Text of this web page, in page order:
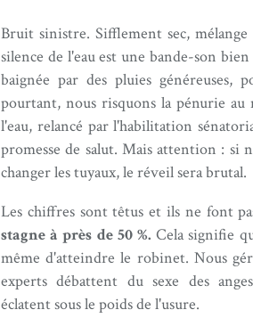
Bruit sinistre. Sifflement sec,
silence de l'eau est une bande-son
baignée par des pluies généreuses,
pourtant, nous risquons la pénurie
l'eau, relancé par l'habilitation
promesse de salut. Mais attention : si
changer les tuyaux, le réveil sera brutal.
Les chiffres sont têtus et ils ne font
stagne à près de 50 %.Cela signifie
même d'atteindre le robinet. Nous
experts débattent du sexe des
éclatent sous le poids de l'usure.